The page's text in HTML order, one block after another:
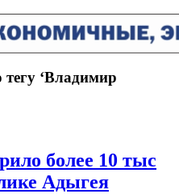
‘Владимир
более 10 тыс
Адыгея